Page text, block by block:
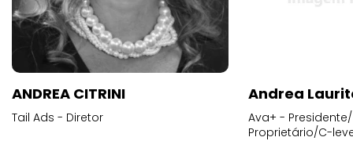
ANDREA CITRINI
Tail Ads - Diretor
Andrea
Ava+ -
Proprietário/C-